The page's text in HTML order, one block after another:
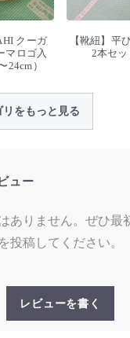
クーガ
マロゴ入
24cm）
【靴紐】
2本セ
をもっと見る
ュー
ありません。ぜひ最
を投稿してください。
レビューを書く